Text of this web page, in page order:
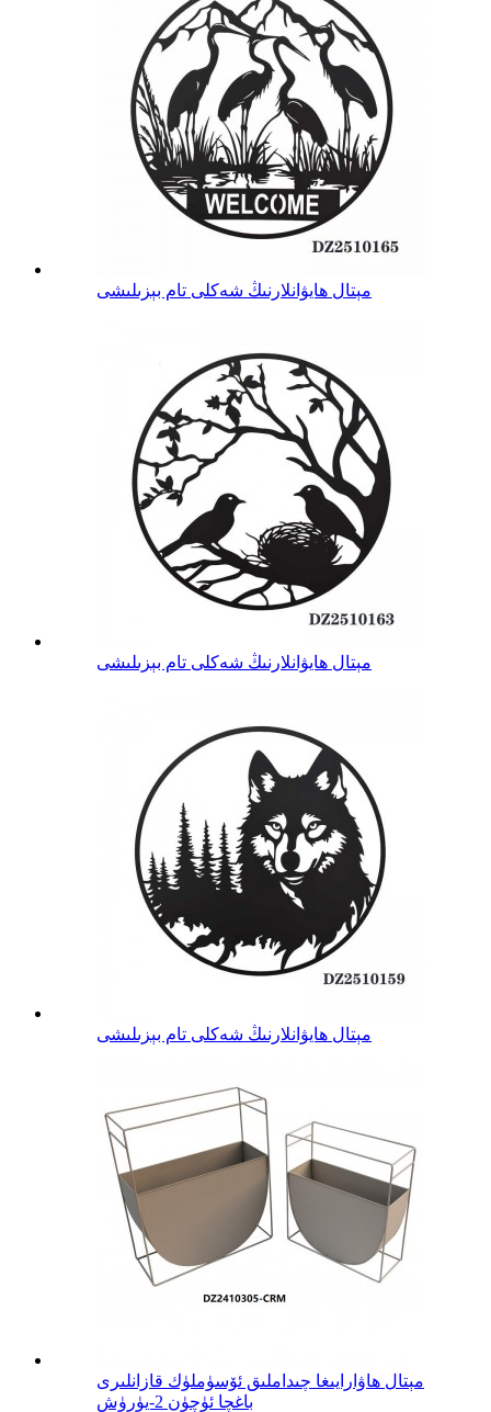
مېتال ھايۋانلارنىڭ شەكلى تام بېزىلىشى
مېتال ھايۋانلارنىڭ شەكلى تام بېزىلىشى
مېتال ھايۋانلارنىڭ شەكلى تام بېزىلىشى
مېتال ھاۋارايىغا چىداملىق ئۆسۈملۈك قازانلىرى
باغچا ئۈچۈن 2-يۈرۈش